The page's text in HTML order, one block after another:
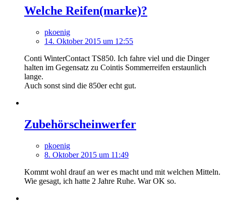
Welche Reifen(marke)?
pkoenig
14. Oktober 2015 um 12:55
Conti WinterContact TS850. Ich fahre viel und die Dinger
halten im Gegensatz zu Cointis Sommerreifen erstaunlich
lange.
Auch sonst sind die 850er echt gut.
Zubehörscheinwerfer
pkoenig
8. Oktober 2015 um 11:49
Kommt wohl drauf an wer es macht und mit welchen Mitteln.
Wie gesagt, ich hatte 2 Jahre Ruhe. War OK so.